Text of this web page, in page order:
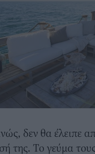
δεν θα έλειπε
της. Το γεύμα